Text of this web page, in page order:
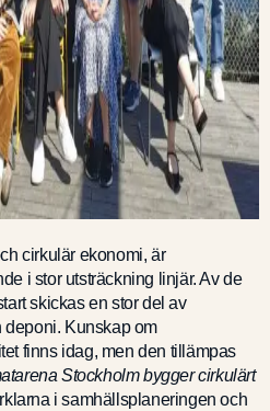
cirkulär ekonomi, är
i stor utsträckning linjär. Av de
skickas en stor del av
deponi. Kunskap om
finns idag, men den tillämpas
Stockholm bygger cirkulärt
i samhällsplaneringen och